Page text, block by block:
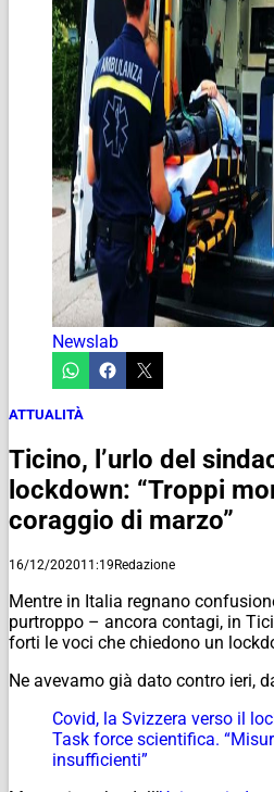
Newslab
ATTUALITÀ
Ticino, l’urlo del
lockdown: “Troppi
coraggio di marzo”
16/12/202011:19Redazione
Mentre in Italia regnano
purtroppo – ancora contagi, in
forti le voci che chiedono un
Ne avevamo già dato contro ieri,
Covid, la Svizzera verso il
Task force scientifica.
insufficienti”